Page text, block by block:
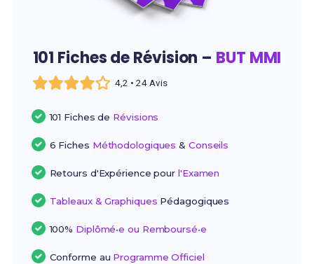
101 Fiches de Révision – BUT MMI
4,2 • 24 Avis
101 Fiches de Révisions
6 Fiches Méthodologiques & Conseils
Retours d'Expérience pour l'Examen
Tableaux & Graphiques Pédagogiques
100% Diplômé•e ou Remboursé•e
Conforme au Programme Officiel